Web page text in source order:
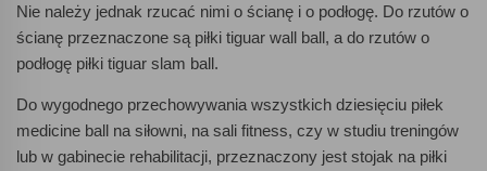
Nie należy jednak rzucać nimi o ścianę i o podłogę. Do rzutów o
ścianę przeznaczone są piłki tiguar wall ball, a do rzutów o
podłogę piłki tiguar slam ball.
Do wygodnego przechowywania wszystkich dziesięciu piłek
medicine ball na siłowni, na sali fitness, czy w studiu treningów
lub w gabinecie rehabilitacji, przeznaczony jest stojak na piłki